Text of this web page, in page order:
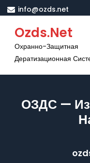
Перейти
к
содержимому
info@ozds.net
Ozds.net
Охранно-Защитная
Дератизационная
ОЗДС —